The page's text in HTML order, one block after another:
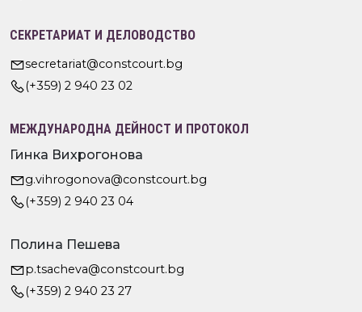
СЕКРЕТАРИАТ И ДЕЛОВОДСТВО
secretariat@constcourt.bg
(+359) 2 940 23 02
МЕЖДУНАРОДНА ДЕЙНОСТ И ПРОТОКОЛ
Гинка Вихрогонова
g.vihrogonova@constcourt.bg
(+359) 2 940 23 04
Полина Пешева
p.tsacheva@constcourt.bg
(+359) 2 940 23 27